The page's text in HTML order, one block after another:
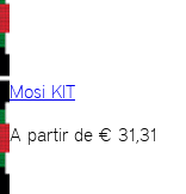
Mosi KIT
A partir de € 31,31